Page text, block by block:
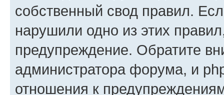
собственный свод правил.
нарушили одно из этих
предупреждение. Обратите
администратора форума, и
отношения к